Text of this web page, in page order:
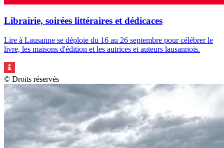
Librairie, soirées littéraires et dédicaces
Lire à Lausanne se déploie du 16 au 26 septembre pour célébrer le
livre, les maisons d'édition et les autrices et auteurs lausannois.
© Droits réservés